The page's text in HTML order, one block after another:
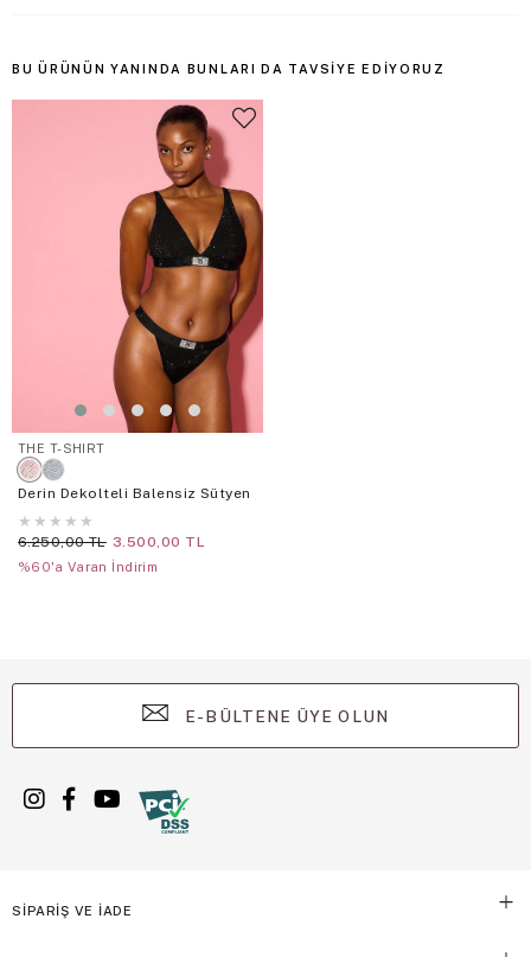
BU ÜRÜNÜN YANINDA BUNLARI DA TAVSIYE EDIYORUZ
THE T-SHIRT
Derin Dekolteli Balensiz Sütyen
★ ★ ★ ★ ★
6.250,00 TL 3.500,00 TL
%60'a Varan İndirim
E-BÜLTENE ÜYE OLUN
SİPARİŞ VE İADE